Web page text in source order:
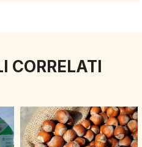
CORRELATI